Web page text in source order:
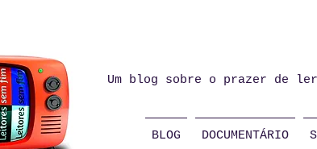
Um blog sobre o prazer de
BLOG DOCUMENTÁRIO